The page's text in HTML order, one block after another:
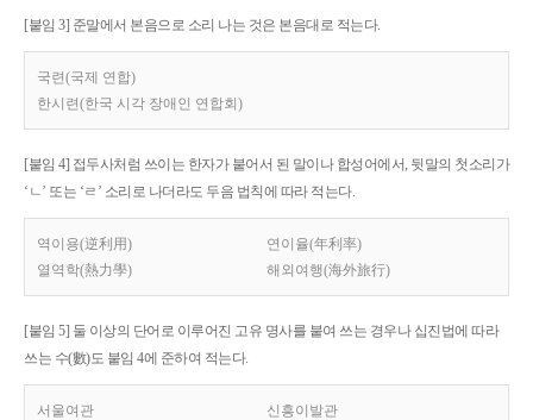
[붙임 3] 준말에서 본음으로 소리 나는 것은 본음대로 적는다.
국련(국제 연합)
한시련(한국 시각 장애인 연합회)
[붙임 4] 접두사처럼 쓰이는 한자가 붙어서 된 말이나 합성어에서, 뒷말의 첫소리가
‘ㄴ’ 또는 ‘ㄹ’ 소리로 나더라도 두음 법칙에 따라 적는다.
역이용(逆利用)
연이율(年利率)
열역학(熱力學)
해외여행(海外旅行)
[붙임 5] 둘 이상의 단어로 이루어진 고유 명사를 붙여 쓰는 경우나 십진법에 따라
쓰는 수(數)도 붙임 4에 준하여 적는다.
서울여관 신흥이발관